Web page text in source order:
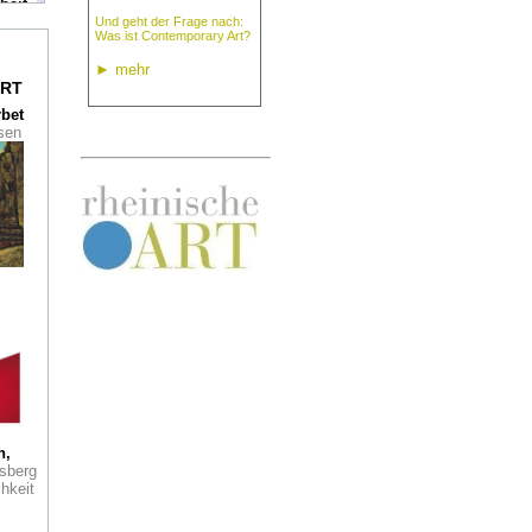
Und geht der Frage nach:
Was ist Contemporary Art?
► mehr